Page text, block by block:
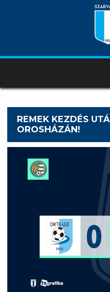
REMEK KEZDÉS
OROSHÁZÁN!